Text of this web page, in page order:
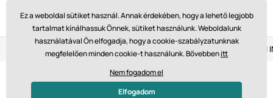
Visszaküldés 14 napon belül Gyors szállítás 61 475 Ft-tól
Akár 50% kedvezmény
Outdoor cipők akár 50% kedvezménnyel
Ez a weboldal sütiket használ. Annak érdekében, hogy a lehető legjobb
tartalmat kínálhassuk Önnek, sütiket használunk. Weboldalunk
használatával Ön elfogadja, hogy a cookie-szabályzatunknak
megfelelően minden cookie-t használunk. Bővebbenitt
Nem fogadom el
Elfogadom